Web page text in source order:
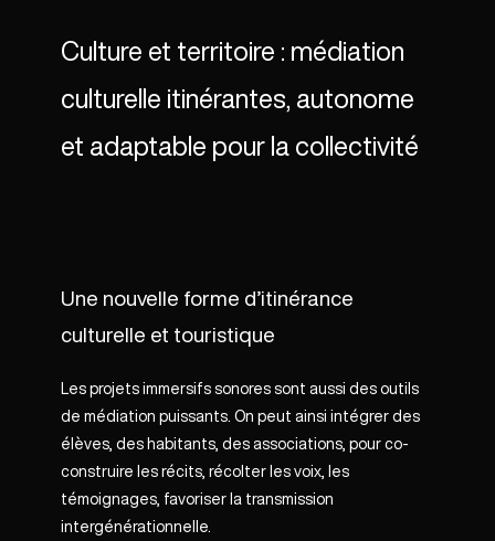
Culture et territoire : médiation
culturelle itinérantes, autonome
et adaptable pour la collectivité
Une nouvelle forme d’itinérance
culturelle et touristique
Les projets immersifs sonores sont aussi des outils
de médiation puissants. On peut ainsi intégrer des
élèves, des habitants, des associations, pour co-
construire les récits, récolter les voix, les
témoignages, favoriser la transmission
intergénérationnelle.